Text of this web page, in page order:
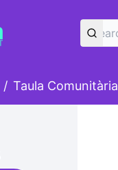
/ Taula Comunitària